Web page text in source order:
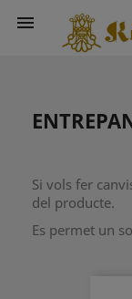

Si vols fer
del producte.
Es permet un